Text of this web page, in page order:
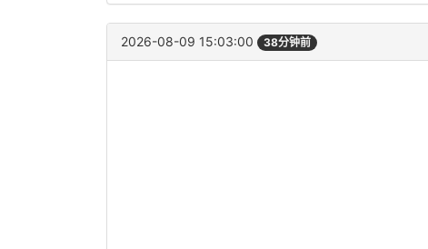
2026-08-09 15:03:00 38分钟前